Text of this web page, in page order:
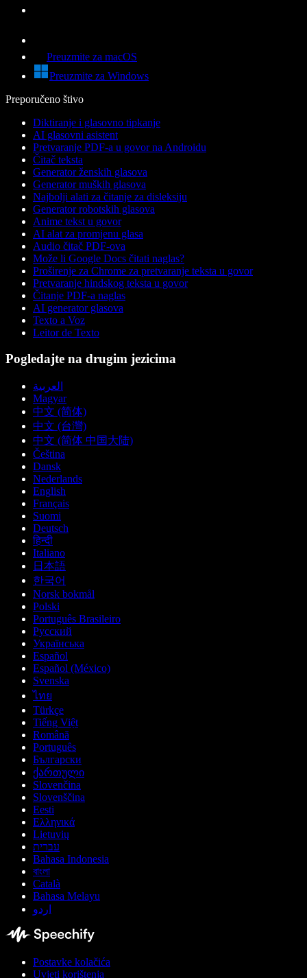
Preuzmite za macOS
Preuzmite za Windows
Preporučeno štivo
Diktiranje i glasovno tipkanje
AI glasovni asistent
Pretvaranje PDF-a u govor na Androidu
Čitač teksta
Generator ženskih glasova
Generator muških glasova
Najbolji alati za čitanje za disleksiju
Generator robotskih glasova
Anime tekst u govor
AI alat za promjenu glasa
Audio čitač PDF-ova
Može li Google Docs čitati naglas?
Proširenje za Chrome za pretvaranje teksta u govor
Pretvaranje hindskog teksta u govor
Čitanje PDF-a naglas
AI generator glasova
Texto a Voz
Leitor de Texto
Pogledajte na drugim jezicima
العربية
Magyar
中文 (简体)
中文 (台灣)
中文 (简体 中国大陆)
Čeština
Dansk
Nederlands
English
Français
Suomi
Deutsch
हिन्दी
Italiano
日本語
한국어
Norsk bokmål
Polski
Português Brasileiro
Русский
Українська
Español
Español (México)
Svenska
ไทย
Türkçe
Tiếng Việt
Română
Português
Български
ქართული
Slovenčina
Slovenščina
Eesti
Ελληνικά
Lietuvių
עברית
Bahasa Indonesia
বাংলা
Català
Bahasa Melayu
اردو
Postavke kolačića
Uvjeti korištenja